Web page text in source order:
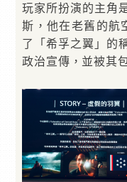
玩家所扮演的主角
斯，他在老舊的航
了「希孚之翼」的
政治宣傳，並被其